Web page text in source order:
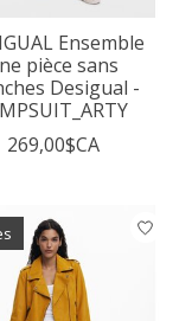
Ensemble
pièce sans
Desigual -
269,00$CA